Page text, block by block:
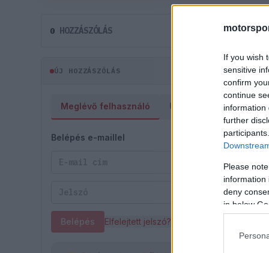
If you wish
sensitive
confirm
continue
information
further
Please
information
deny
in below
0 HOZZÁSZÓLÁS
ÚJ HOZZÁSZÓLÁS
Meglévő felhasználó Új felhasználó
Belépés e-maillel
Belépés Elfelejtett jelszó?